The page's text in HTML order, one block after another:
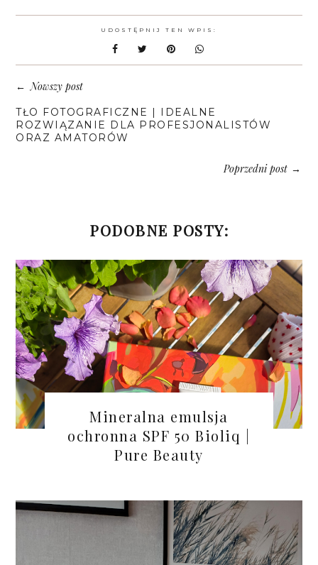
UDOSTĘPNIJ TEN WPIS:
←Nowszy post
TŁO FOTOGRAFICZNE | IDEALNE
ROZWIĄZANIE DLA PROFESJONALISTÓW
ORAZ AMATORÓW
Poprzedni post→
PODOBNE POSTY:
Mineralna emulsja
ochronna SPF 50 Bioliq |
Pure Beauty